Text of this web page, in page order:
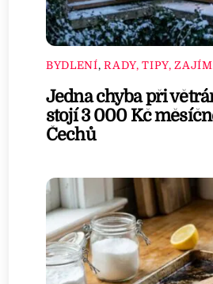
BYDLENÍ,RADY, TIPY,
Jedna chyba při
stojí 3 000 Kč
Čechů